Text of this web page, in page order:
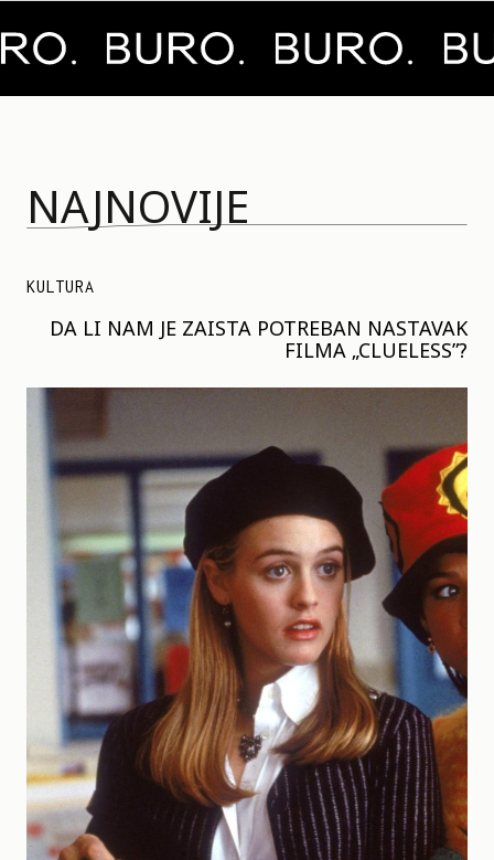
NAJNOVIJE
KULTURA
DA LI NAM JE ZAISTA POTREBAN NASTAVAK
FILMA „CLUELESS”?